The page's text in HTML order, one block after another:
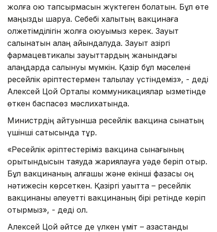
жолға қою тапсырмасын жүктеген болатын. Бұл өте
маңызды шаруа. Себебі халықтың вакцинаға
қолжетімділігін жолға қоюуымыз керек. Зауыт
салынатын алаң айқындалуда. Зауыт қазіргі
фармацевтикалық зауыттардың жанындағы
алаңдарда салынуы мүмкін. Қазір бұл мәселені
ресейлік әріптестермен талқылау үстіндеміз», - деді
Алексей Цой Орталық коммуникациялар қызметінде
өткен баспасөз мәслихатында.
Министрдің айтуынша ресейлік вакцина сынақтың
үшінші сатысында тұр.
«Ресейлік әріптестеріміз вакцина сынағының
қорытындысын таяуда жариялауға уәде беріп отыр.
Бұл вакцинаның алғашқы және екінші фазасы оң
нәтижесін көрсеткен. Қазіргі уақытта – ресейлік
вакцинаны әлеуетті вакцинаның бірі ретінде көріп
отырмыз», - деді ол.
Алексей Цой әйтсе де үлкен үміт – қазақстандық